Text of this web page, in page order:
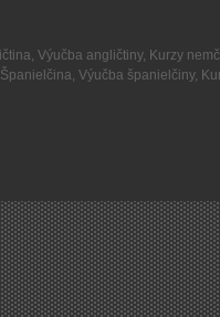
, Výučba angličtiny, Kurzy
Španielčina, Výučba španielčiny,